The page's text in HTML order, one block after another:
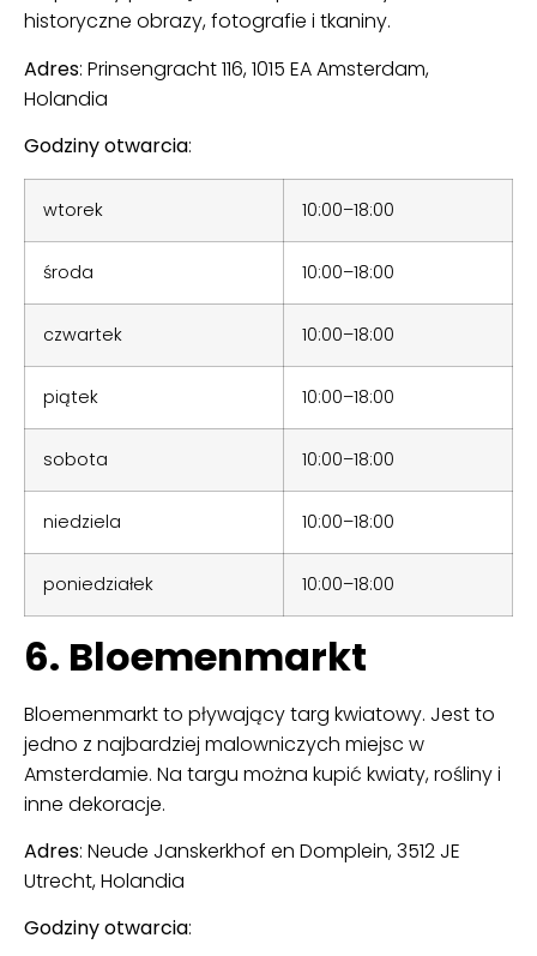
historyczne obrazy, fotografie i tkaniny.
Adres: Prinsengracht 116, 1015 EA Amsterdam,
Holandia
Godziny otwarcia:
wtorek 10:00–18:00
środa 10:00–18:00
czwartek 10:00–18:00
piątek 10:00–18:00
sobota 10:00–18:00
niedziela 10:00–18:00
poniedziałek 10:00–18:00
6. Bloemenmarkt
Bloemenmarkt to pływający targ kwiatowy. Jest to
jedno z najbardziej malowniczych miejsc w
Amsterdamie. Na targu można kupić kwiaty, rośliny i
inne dekoracje.
Adres: Neude Janskerkhof en Domplein, 3512 JE
Utrecht, Holandia
Godziny otwarcia: